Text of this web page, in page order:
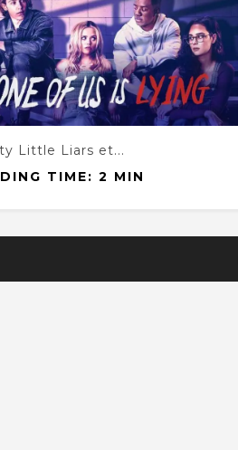
Little Liars et...
TIME: 2 MIN